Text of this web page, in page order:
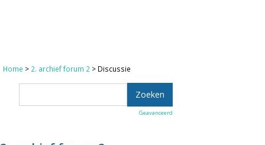
Home > 2. archief forum 2 > Discussie
Geavanceerd